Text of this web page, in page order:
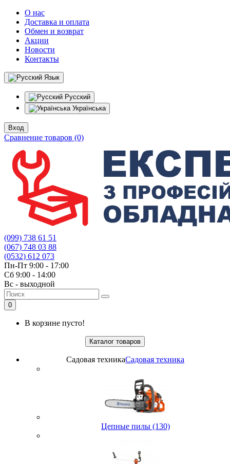
О нас
Доставка и оплата
Обмен и возврат
Акции
Новости
Контакты
Язык
Русский
Українська
Вход
Сравнение товаров (0)
(099) 738 61 51
(067) 748 03 88
(0532) 612 073
Пн-Пт 9:00 - 17:00
Сб 9:00 - 14:00
Вс - выходной
0
В корзине пусто!
Каталог товаров
Садовая техникаСадовая техника
Цепные пилы (130)